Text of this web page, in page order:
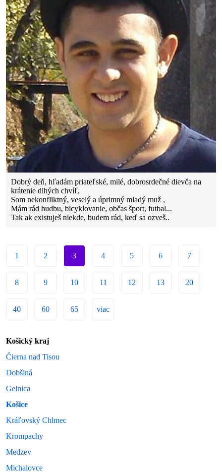
Dobrý deň, hľadám priateľské, milé, dobrosrdečné dievča na
krátenie dlhých chvíľ,
Som nekonfliktný, veselý a úprimný mladý muž ,
Mám rád hudbu, bicyklovanie, občas šport, futbal...
Tak ak existuješ niekde, budem rád, keď sa ozveš..
1 2 3 4 5 6 7
8 9 10 11 12 13 20
40 60 65 viac
Košický kraj
Čierna nad Tisou
Dobšiná
Gelnica
Košice
Kráľovský Chlmec
Krompachy
Medzev
Michalovce